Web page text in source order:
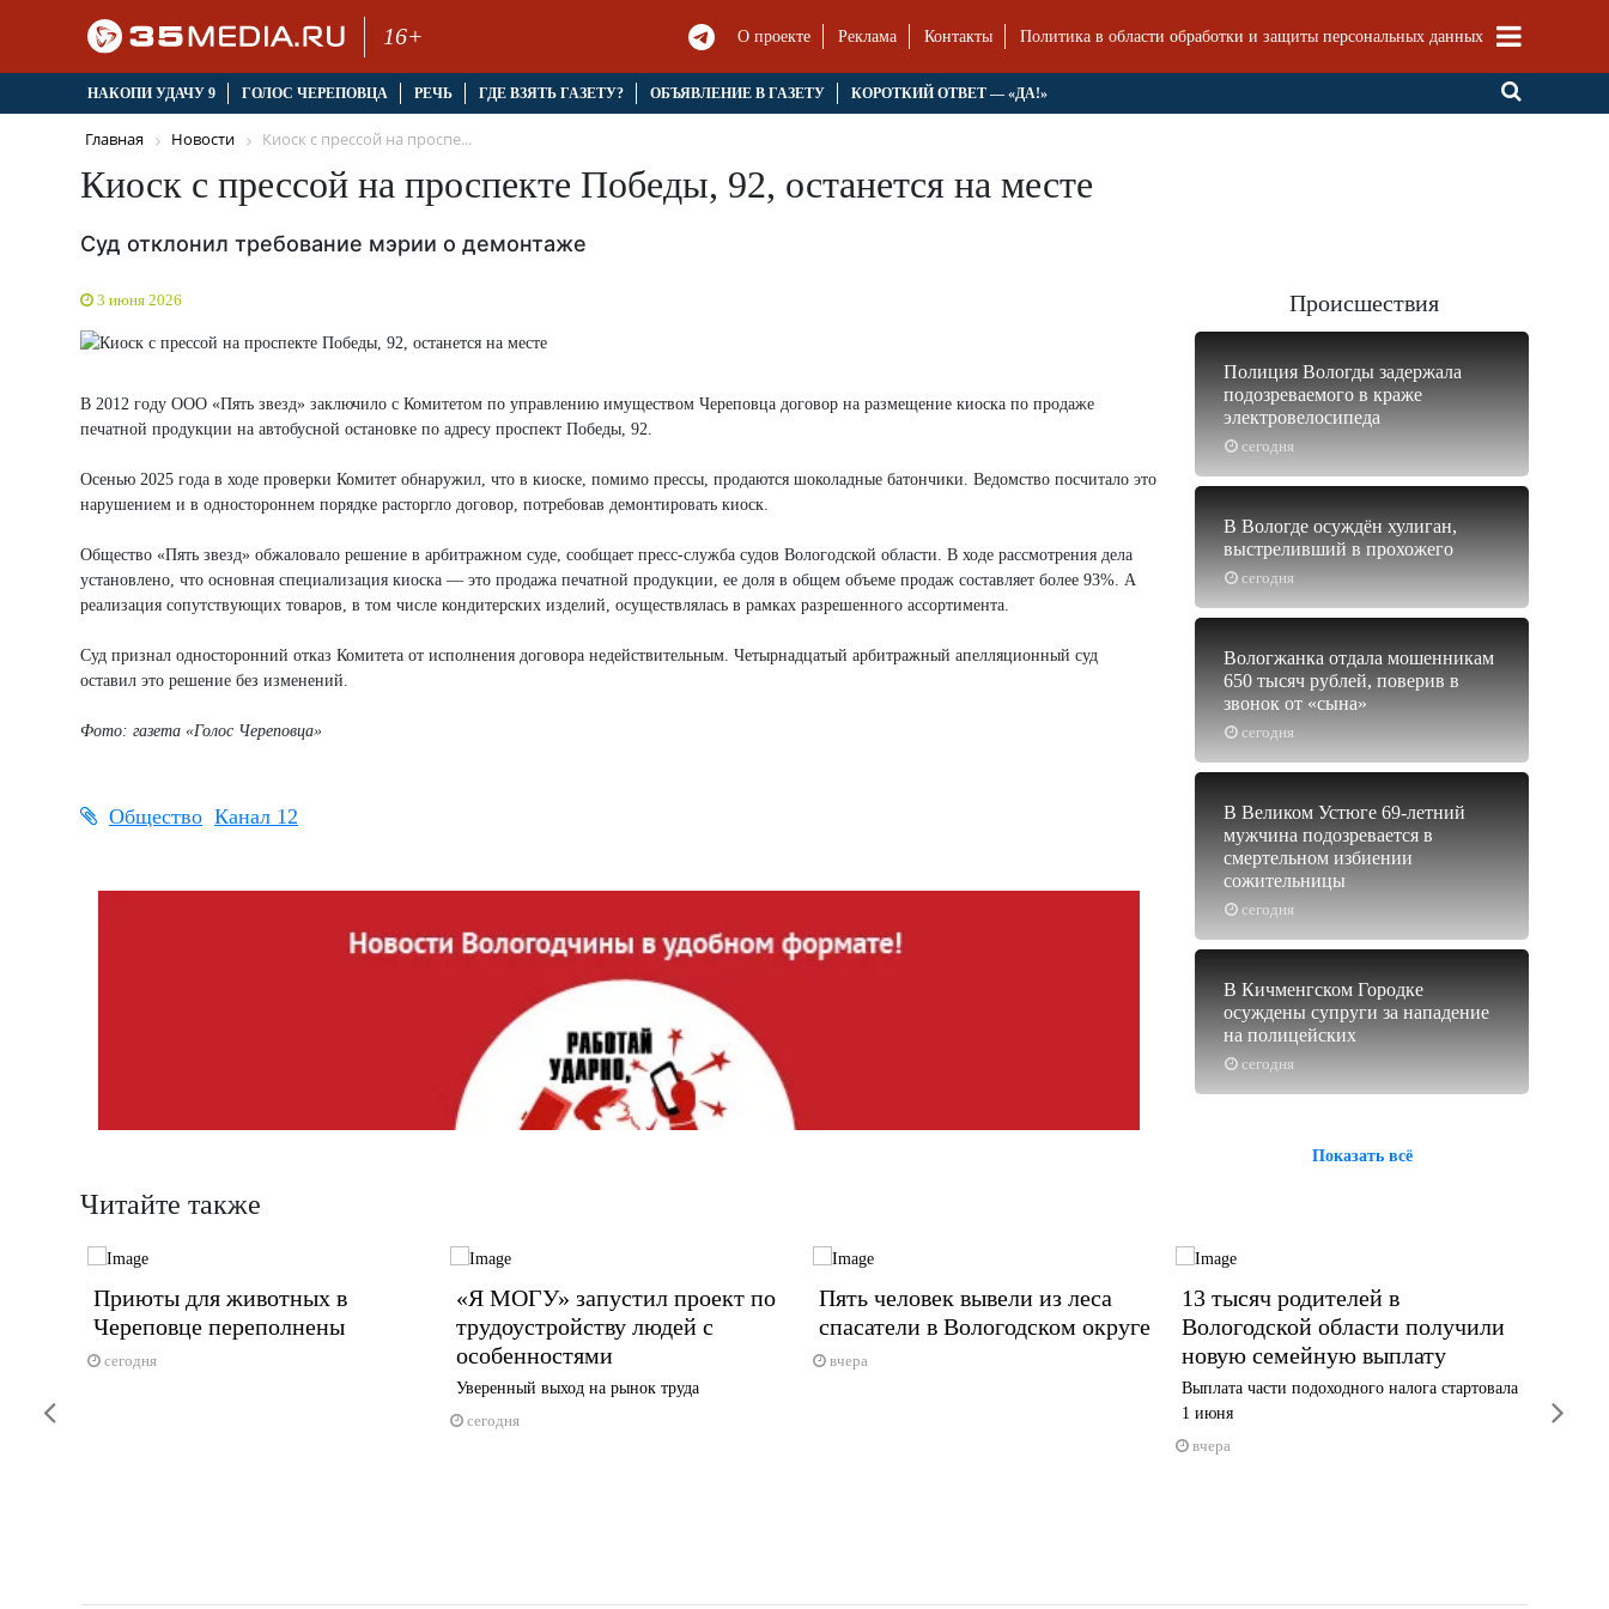
16+ О проекте Реклама Контакты Политика в области обработки и защиты персональных данных
НАКОПИ УДАЧУ 9 ГОЛОС ЧЕРЕПОВЦА РЕЧЬ ГДЕ ВЗЯТЬ ГАЗЕТУ? ОБЪЯВЛЕНИЕ В ГАЗЕТУ КОРОТКИЙ ОТВЕТ — «ДА!»
Главная Новости Киоск с прессой на проспе...
Киоск с прессой на проспекте Победы, 92, останется на месте
Суд отклонил требование мэрии о демонтаже
3 июня 2026
В 2012 году ООО «Пять звезд» заключило с Комитетом по управлению имуществом Череповца договор на размещение киоска по продаже
печатной продукции на автобусной остановке по адресу проспект Победы, 92.
Осенью 2025 года в ходе проверки Комитет обнаружил, что в киоске, помимо прессы, продаются шоколадные батончики. Ведомство посчитало это
нарушением и в одностороннем порядке расторгло договор, потребовав демонтировать киоск.
Общество «Пять звезд» обжаловало решение в арбитражном суде, сообщает пресс-служба судов Вологодской области. В ходе рассмотрения дела
установлено, что основная специализация киоска — это продажа печатной продукции, ее доля в общем объеме продаж составляет более 93%. А
реализация сопутствующих товаров, в том числе кондитерских изделий, осуществлялась в рамках разрешенного ассортимента.
Суд признал односторонний отказ Комитета от исполнения договора недействительным. Четырнадцатый арбитражный апелляционный суд
оставил это решение без изменений.
Фото: газета «Голос Череповца»
Общество Канал 12
Происшествия
сегодня
Полиция Вологды задержала
подозреваемого в краже
электровелосипеда
сегодня
В Вологде осуждён хулиган,
выстреливший в прохожего
сегодня
Вологжанка отдала мошенникам
650 тысяч рублей, поверив в
звонок от «сына»
сегодня
В Великом Устюге 69-летний
мужчина подозревается в
смертельном избиении
сожительницы
сегодня
В Кичменгском Городке
осуждены супруги за нападение
на полицейских
Показать всё
Читайте также
Приюты для животных в
Череповце переполнены
сегодня
«Я МОГУ» запустил проект по
трудоустройству людей с
особенностями
Уверенный выход на рынок труда
сегодня
Пять человек вывели из леса
спасатели в Вологодском округе
вчера
13 тысяч родителей в
Вологодской области получили
новую семейную выплату
Выплата части подоходного налога стартовала
1 июня
вчера
вчера